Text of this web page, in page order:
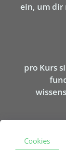
Cookies
ein, um dir
pro Kurs